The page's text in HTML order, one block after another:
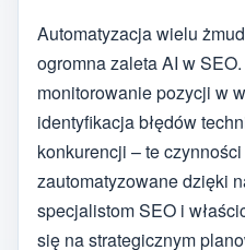
Automatyzacja wielu
ogromna zaleta AI w
monitorowanie pozycji w
identyfikacja błędów
konkurencji – te
zautomatyzowane dzięki
specjalistom SEO i
się na strategicznym